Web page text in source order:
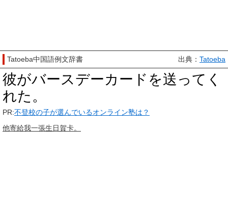
Tatoeba中国語例文辞書 出典： Tatoeba
彼がバースデーカードを送ってく
れた。
PR:不登校の子が選んでいるオンライン塾は？
他寄給我一張生日賀卡。